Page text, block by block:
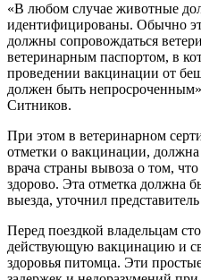
«В любом случае животные
идентифицированы. Обычно
должны сопровождаться
ветеринарным паспортом, в
проведении вакцинации от
должен быть
Ситников.
При этом в ветеринарном
отметки о вакцинации,
врача страны вывоза о том,
здорово. Эта отметка должна
выезда, уточнил
Перед поездкой владельцам
действующую вакцинацию и
здоровья питомца. Эти